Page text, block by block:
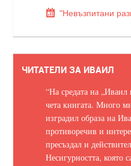
"Невъзпитани
ЧИТАТЕЛИ ЗА ИВАИЛ
“На средата на
чета книгата. Много
изградил образа на
противоречив и
пресъздал и
Несигурността, която